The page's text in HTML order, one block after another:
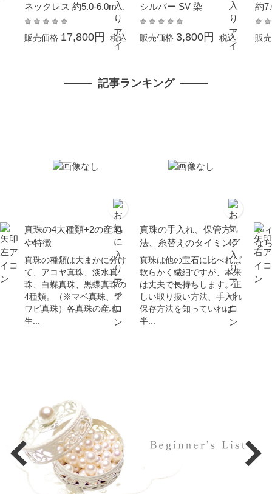
ネックレス 約5.0-6.0mm
200cm シンチュウ 結婚
式 冠婚葬祭 本真珠 成人
式 卒業式 入学式 母の日
対応 オーバルライス 真
販売価格 17,800円 税込
シルバー SV 染
販売価格 3,800円 税込
約
ホ
G
販
記事ランキング
真珠の4大種類+2の産地
や特徴
真珠の種類は大まかに分け
て、アコヤ真珠、淡水真
珠、白蝶真珠、黒蝶真珠の
4種類。（※マベ真珠、ア
ワビ真珠）各真珠の産地、
生...
真珠の手入れ、保管方
法、糸替えのタイミング
真珠は他の宝石に比べれば
軟らかく繊細ですが、本来
は丈夫で長持ちします。正
しい取り扱い方法、手入れ
保存方法を知っていれば
半...
フ
な